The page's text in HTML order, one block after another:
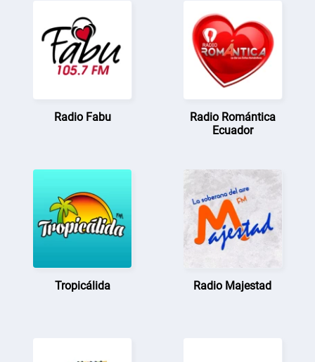
Radio Fabu
Radio Romántica
Ecuador
Tropicálida Radio Majestad